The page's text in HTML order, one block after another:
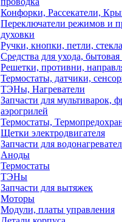
Конфорки, Рассекатели,
Переключатели режимов и
духовки
Ручки, кнопки, петли,
Средства для ухода,
Решетки, противни,
Термостаты, датчики,
ТЭНы, Нагреватели
Запчасти для мультиварок,
аэрогрилей
Термостаты,
Щетки электродвигателя
Запчасти для
Аноды
Термостаты
ТЭНы
Запчасти для вытяжек
Моторы
Модули, платы управления